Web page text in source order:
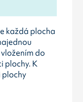
každá plocha
do
plochy. K